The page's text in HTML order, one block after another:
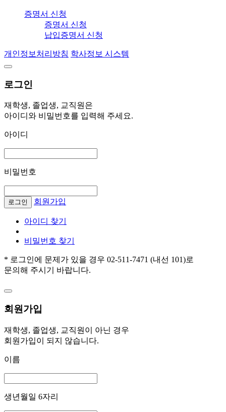
증명서 신청
증명서 신청
납입증명서 신청
개인정보처리방침 학사정보 시스템
로그인
재학생, 졸업생, 교직원은
아이디와 비밀번호를 입력해 주세요.
아이디
비밀번호
로그인 회원가입
아이디 찾기
비밀번호 찾기
* 로그인에 문제가 있을 경우 02-511-7471 (내선 101)로
문의해 주시기 바랍니다.
회원가입
재학생, 졸업생, 교직원이 아닌 경우
회원가입이 되지 않습니다.
이름
생년월일 6자리